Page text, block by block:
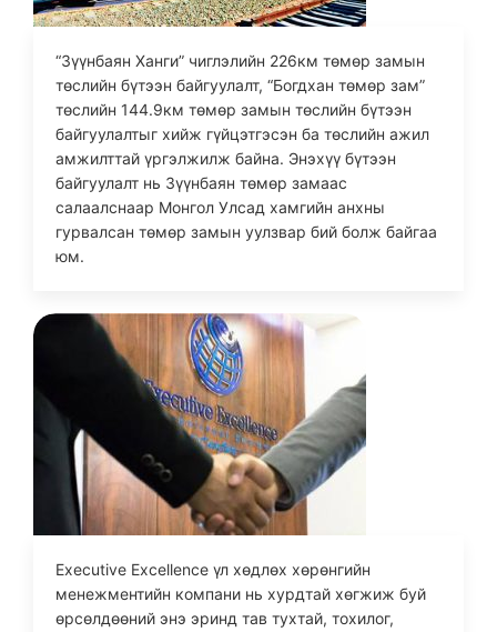
“Зүүнбаян Ханги” чиглэлийн 226км төмөр замын
төслийн бүтээн байгуулалт, “Богдхан төмөр зам”
төслийн 144.9км төмөр замын төслийн бүтээн
байгуулалтыг хийж гүйцэтгэсэн ба төслийн ажил
амжилттай үргэлжилж байна. Энэхүү бүтээн
байгуулалт нь Зүүнбаян төмөр замаас
салаалснаар Монгол Улсад хамгийн анхны
гурвалсан төмөр замын уулзвар бий болж байгаа
юм.
Executive Excellence үл хөдлөх хөрөнгийн
менежментийн компани нь хурдтай хөгжиж буй
өрсөлдөөний энэ эринд тав тухтай, тохилог,